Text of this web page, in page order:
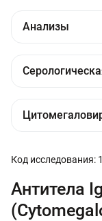
Код исследования:
Антитела